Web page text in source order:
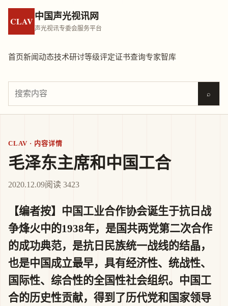
CLAV 中国声光视讯网
声光视讯专委会服务平台
首页新闻动态技术研讨等级评定证书查询专家智库
⌕
CLAV · 内容详情
毛泽东主席和中国工合
2020.12.09阅读 3423
【编者按】中国工业合作协会诞生于抗日战
争烽火中的1938年，是国共两党第二次合作
的成功典范，是抗日民族统一战线的结晶，
也是中国成立最早，具有经济性、统战性、
国际性、综合性的全国性社会组织。中国工
合的历史性贡献，得到了历代党和国家领导